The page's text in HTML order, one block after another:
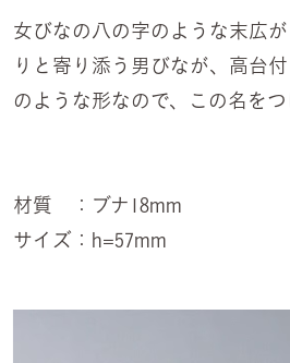
女びなの八の字のような末広
りと寄り添う男びなが、高台
のような形なので、この名をつ
材質 ：ブナ18mm
サイズ：h=57mm